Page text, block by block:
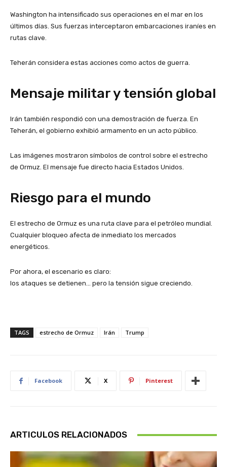
Washington ha intensificado sus operaciones en el mar en los
últimos días. Sus fuerzas interceptaron embarcaciones iraníes en
rutas clave.
Teherán considera estas acciones como actos de guerra.
Mensaje militar y tensión global
Irán también respondió con una demostración de fuerza. En
Teherán, el gobierno exhibió armamento en un acto público.
Las imágenes mostraron símbolos de control sobre el estrecho
de Ormuz. El mensaje fue directo hacia Estados Unidos.
Riesgo para el mundo
El estrecho de Ormuz es una ruta clave para el petróleo mundial.
Cualquier bloqueo afecta de inmediato los mercados
energéticos.
Por ahora, el escenario es claro:
los ataques se detienen… pero la tensión sigue creciendo.
TAGS estrecho de Ormuz Irán Trump
Facebook X Pinterest
ARTICULOS RELACIONADOS